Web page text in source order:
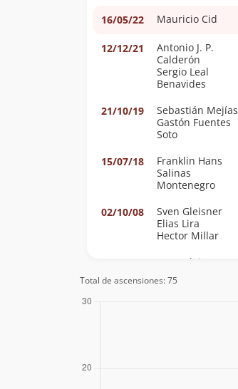
16/05/22
Mauricio Cid
12/12/21
Antonio J. P.
Calderón
Sergio Leal
Benavides
21/10/19
Sebastián Mejías
Gastón Fuentes
Soto
15/07/18
Franklin Hans
Salinas
Montenegro
02/10/08
Sven Gleisner
Elias Lira
Hector Millar
Sven Gleisner
Elias Lira
Total de ascensiones: 75